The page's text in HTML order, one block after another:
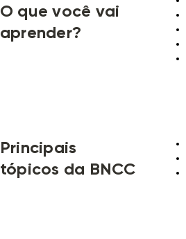
O que você vai
aprender?
Principais
tópicos da BNCC